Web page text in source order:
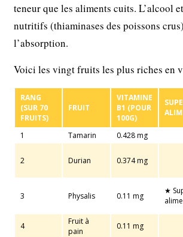
teneur que les aliments cuits. L’alcool
nutritifs (thiaminases des poissons
l’absorption.
Voici les vingt fruits les plus riches en
RANG
(SUR 70
FRUITS)
FRUIT
VITAMINE
B1 (POUR
100G)
1
Tamarin 0.428 mg
2 Durian 0.374 mg
3 Physalis 0.11 mg
★
4
Fruit à
pain
0.11 mg